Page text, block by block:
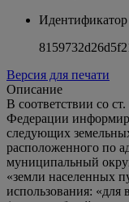
Идентификатор
Версия для печати
Описание
В соответствии со
Федерации
следующих
расположенного по
муниципальный
«земли населенных
использования: «для